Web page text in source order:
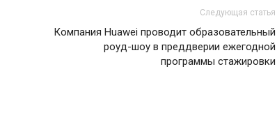
Следующая статья
Компания Huawei проводит образовательный
роуд-шоу в преддверии ежегодной
программы стажировки